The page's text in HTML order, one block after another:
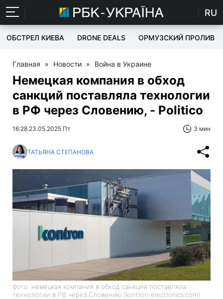
RU
ОБСТРЕЛ КИЕВА DRONE DEALS ОРМУЗСКИЙ ПРОЛИВ
Главная » Новости » Война в Украине
Немецкая компания в обход
санкций поставляла технологии
в РФ через Словению, - Politico
16:28 23.05.2025 Пт 3 мин
ТАТЬЯНА СТЕПАНОВА
Фото: немецкая компания в обход санкций поставляла
технологии в РФ через Словению (kontron-electronics.com)